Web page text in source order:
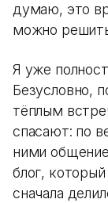
думаю, это
можно
Я уже
Безусловно,
тёплым
спасают: по
ними
блог,
сначала